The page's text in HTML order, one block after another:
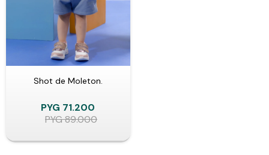
Shot de Moleton.
PYG 71.200
PYG89.000